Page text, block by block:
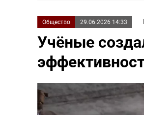
Общество 29.06.2026 14:33
Учёные